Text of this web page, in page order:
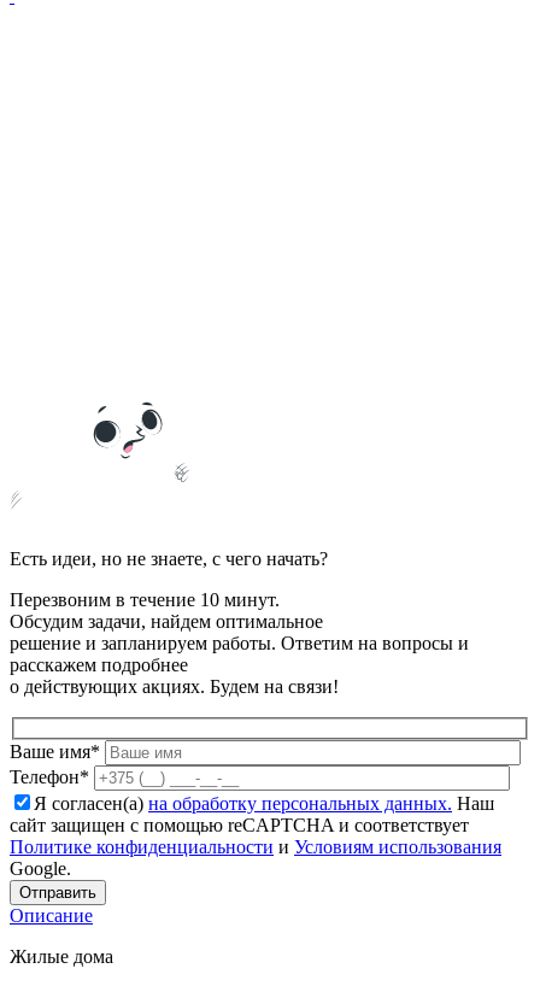
Есть идеи, но не знаете, с чего начать?
Перезвоним в течение 10 минут.
Обсудим задачи, найдем оптимальное
решение и запланируем работы. Ответим на вопросы и
расскажем подробнее
о действующих акциях. Будем на связи!
Ваше имя*
Телефон*
Я согласен(а) на обработку персональных данных. Наш
сайт защищен с помощью reCAPTCHA и соответствует
Политике конфиденциальности и Условиям использования
Google.
Описание
Жилые дома